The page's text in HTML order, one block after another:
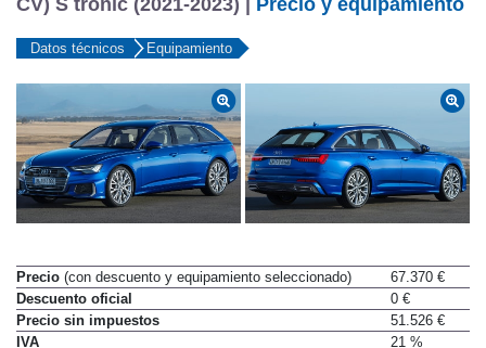
CV) S tronic (2021-2023) |
Precio y equipamiento
Precio(con descuento y equipamiento seleccionado)
67.370 €
Descuento oficial
0 €
Precio sin impuestos
51.526 €